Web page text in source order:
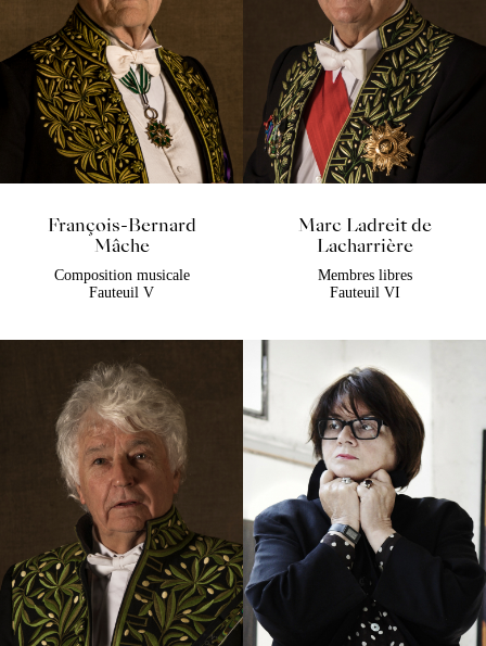
François-Bernard
Mâche
Composition musicale
Fauteuil V
Marc Ladreit de
Lacharrière
Membres libres
Fauteuil VI